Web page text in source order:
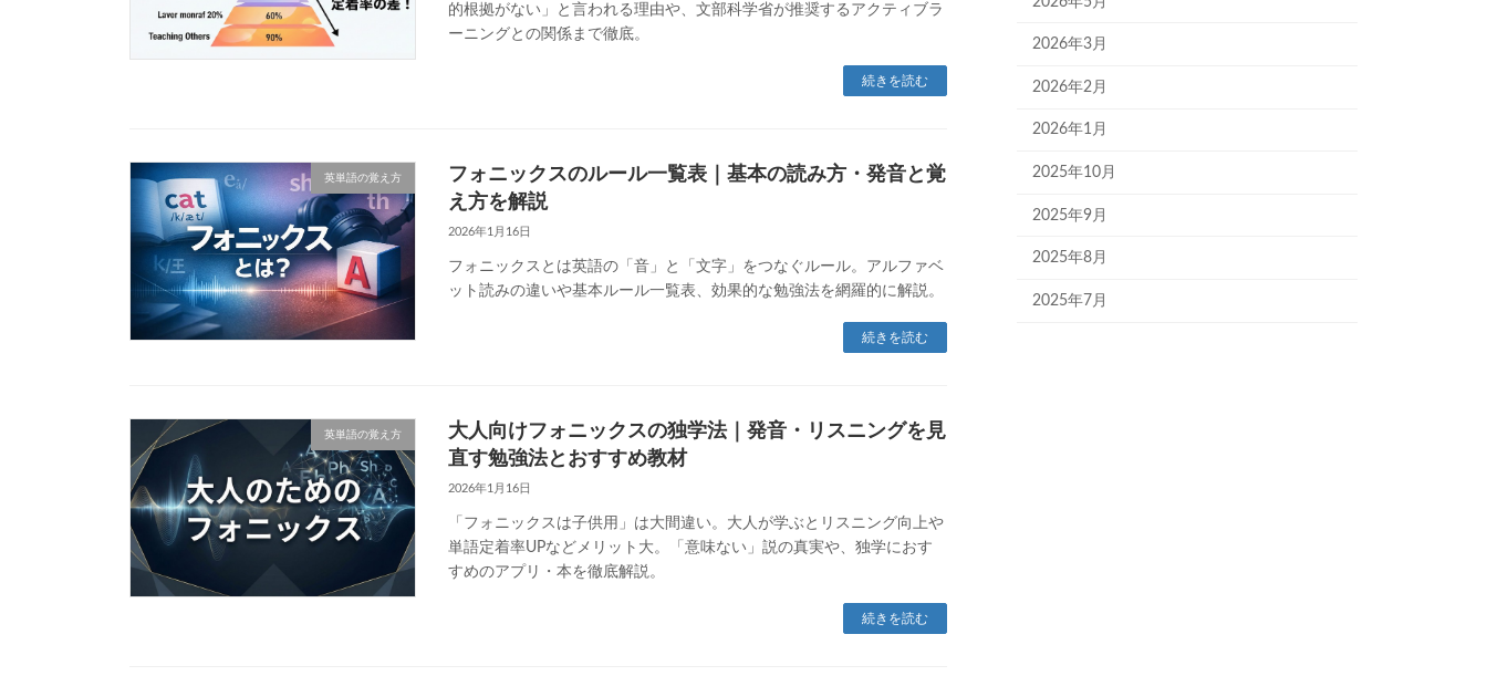
的根拠がない」と言われる理由や、文部科学省が推奨するアクティブラ
ーニングとの関係まで徹底。
続きを読む
英単語の覚え方
フォニックスのルール一覧表｜基本の読み方・発音と覚
え方を解説
2026年1月16日
フォニックスとは英語の「音」と「文字」をつなぐルール。アルファベ
ット読みの違いや基本ルール一覧表、効果的な勉強法を網羅的に解説。
続きを読む
英単語の覚え方
大人向けフォニックスの独学法｜発音・リスニングを見
直す勉強法とおすすめ教材
2026年1月16日
「フォニックスは子供用」は大間違い。大人が学ぶとリスニング向上や
単語定着率UPなどメリット大。「意味ない」説の真実や、独学におす
すめのアプリ・本を徹底解説。
続きを読む
2026年3月
2026年2月
2026年1月
2025年10月
2025年9月
2025年8月
2025年7月